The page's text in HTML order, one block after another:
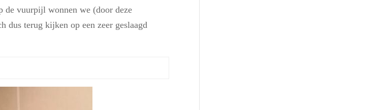
de vuurpijl wonnen we (door deze
dus terug kijken op een zeer geslaagd